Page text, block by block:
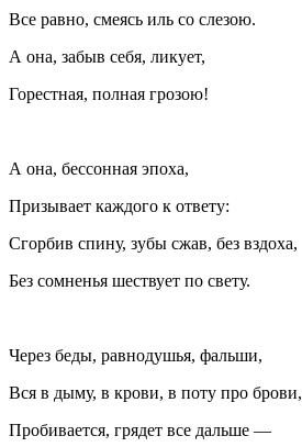
Все равно, смеясь иль со слезою.
А она, забыв себя, ликует,
Горестная, полная грозою!
А она, бессонная эпоха,
Призывает каждого к ответу:
Сгорбив спину, зубы сжав, без вздоха,
Без сомненья шествует по свету.
Через беды, равнодушья, фальши,
Вся в дыму, в крови, в поту про брови,
Пробивается, грядет все дальше —